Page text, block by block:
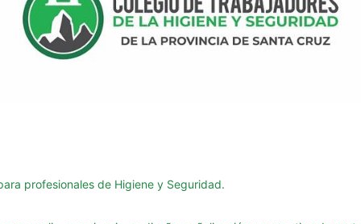
profesionales de Higiene y Seguridad.